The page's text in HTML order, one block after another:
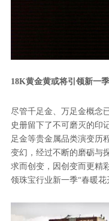
18K黄金黄或将引领新一
尽管千足金、万足金概念
史册留下了不可磨灭的印
足金等贵金属品类演变
变幻，经过不断的磨砺与
求而创变，因创变而更精
领珠宝行业新一季“春暖花